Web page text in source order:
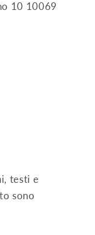
10 10069
testi e
sono